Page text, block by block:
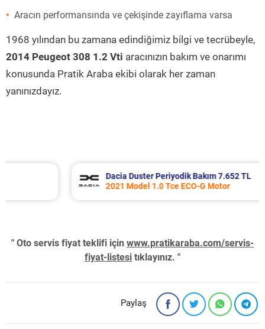
Aracın performansında ve çekişinde zayıflama varsa
1968 yılından bu zamana edindiğimiz bilgi ve tecrübeyle,
2014 Peugeot 308 1.2 Vti aracınızın bakım ve onarımı
konusunda Pratik Araba ekibi olarak her zaman
yanınızdayız.
Dacia Duster Periyodik Bakım 7.652 TL
2021 Model 1.0 Tce ECO-G Motor
" Oto servis fiyat teklifi için www.pratikaraba.com/servis-
fiyat-listesi tıklayınız. "
Paylaş